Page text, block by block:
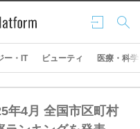
ログ
イン
検索
ー・IT ビューティ 医療・科学
年4月 全国市区町村